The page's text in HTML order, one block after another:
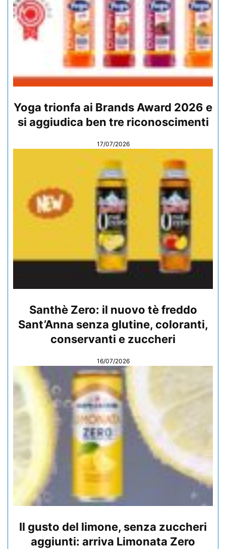
Yoga trionfa ai Brands Award 2026 e
si aggiudica ben tre riconoscimenti
17/07/2026
Santhè Zero: il nuovo tè freddo
Sant’Anna senza glutine, coloranti,
conservanti e zuccheri
16/07/2026
Il gusto del limone, senza zuccheri
aggiunti: arriva Limonata Zero